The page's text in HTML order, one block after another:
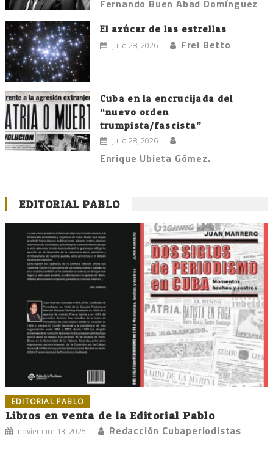
Fernando Buen Abad Domínguez
El azúcar de las estrellas
julio 28, 2026 Frei Betto
Cuba en la encrucijada del
“nuevo orden
trumpista/fascista”
julio 28, 2026
Enrique Ubieta Gómez.
EDITORIAL PABLO
EDITORIAL PABLO
Libros en venta de la Editorial Pablo
noviembre 13, 2025 Redacción Cubaperiodistas